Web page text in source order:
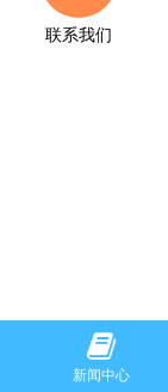
联系我们
新闻中心